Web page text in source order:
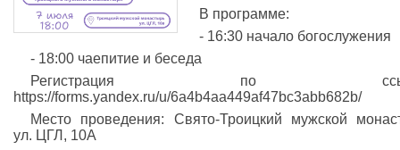
В программе:
- 16:30 начало богослужения
- 18:00 чаепитие и беседа
Регистрация по
https://forms.yandex.ru/u/6a4b4aa449af47bc3abb682b/
Место проведения: Свято-Троицкий мужской
ул. ЦГЛ, 10А